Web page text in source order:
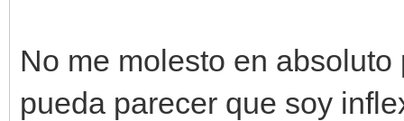
No me molesto en
pueda parecer que soy